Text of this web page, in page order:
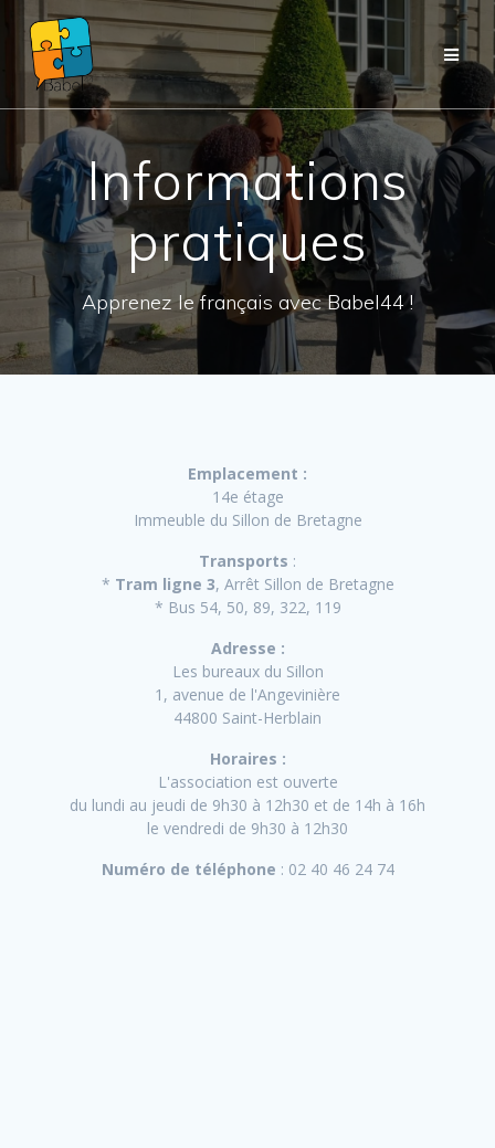
Passer
au
contenu
Informations
pratiques
Apprenez le français avec Babel44 !
Emplacement :
14e étage
Immeuble du Sillon de Bretagne
Transports :
* Tram ligne 3, Arrêt Sillon de Bretagne
* Bus 54, 50, 89, 322, 119
Adresse :
Les bureaux du Sillon
1, avenue de l'Angevinière
44800 Saint-Herblain
Horaires :
L'association est ouverte
du lundi au jeudi de 9h30 à 12h30 et de 14h à 16h
le vendredi de 9h30 à 12h30
Numéro de téléphone : 02 40 46 24 74